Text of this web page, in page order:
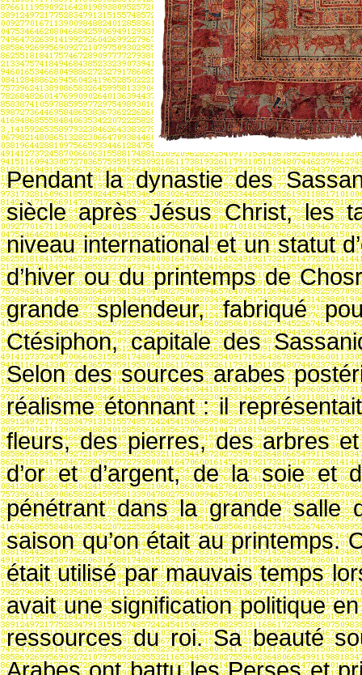
Pendant la dynastie des
siècle après Jésus Christ, les
niveau international et un statut
d’hiver ou du printemps de
grande splendeur, fabriqué
Ctésiphon, capitale des
Selon des sources arabes
réalisme étonnant : il
fleurs, des pierres, des arbres
d’or et d’argent, de la soie et
pénétrant dans la grande
saison qu’on était au printemps.
était utilisé par mauvais temps
avait une signification politique
ressources du roi. Sa beauté